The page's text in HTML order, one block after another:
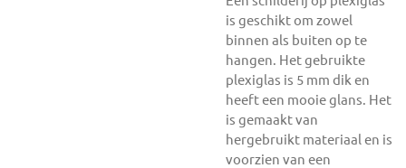
is geschikt om zowel
binnen als buiten op te
hangen. Het gebruikte
plexiglas is 5 mm dik en
heeft een mooie glans. Het
is gemaakt van
hergebruikt materiaal en is
voorzien van een